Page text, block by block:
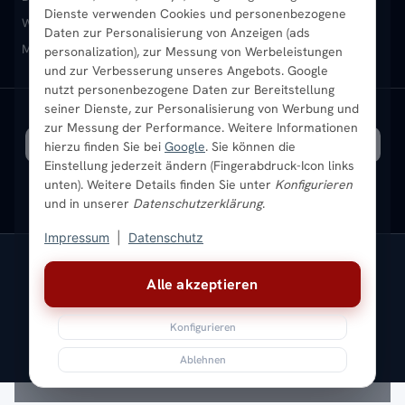
Alle akzeptieren
Konfigurieren
Ablehnen
Dienste verwenden Cookies und personenbezogene
Daten zur Personalisierung von Anzeigen (ads
personalization), zur Messung von Werbeleistungen
und zur Verbesserung unseres Angebots. Google
nutzt personenbezogene Daten zur Bereitstellung
seiner Dienste, zur Personalisierung von Werbung und
zur Messung der Performance. Weitere Informationen
hierzu finden Sie bei Google. Sie können die
Einstellung jederzeit ändern (Fingerabdruck-Icon links
unten). Weitere Details finden Sie unter Konfigurieren
und in unserer Datenschutzerklärung.
Impressum Datenschutz
Heizkörper-Zubehör
Montageservice vor Ort
Sendung verfolgen
Karriere
Ratgeber
Bestpreisgarantie
Newsletter
Aktuelle Angebote
Wandheizkörper Wohnraum-Heizkörper Badheizkörper Schwarz
Mischbetrieb-HeizkörperHeizkörper-ZubehörAktuelle Angebote
VERSAND MIT
* Alle Preise inkl. gesetzlicher USt. |Kostenloser Versand
Impressum AGBWiderrufsbelehrung
Versandkosten
BatteriegesetzSitemap